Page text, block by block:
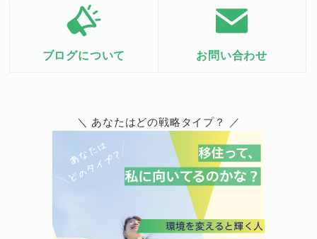
ブログについて お問い合わせ
＼ あなたはどの戦略タイプ？ ／